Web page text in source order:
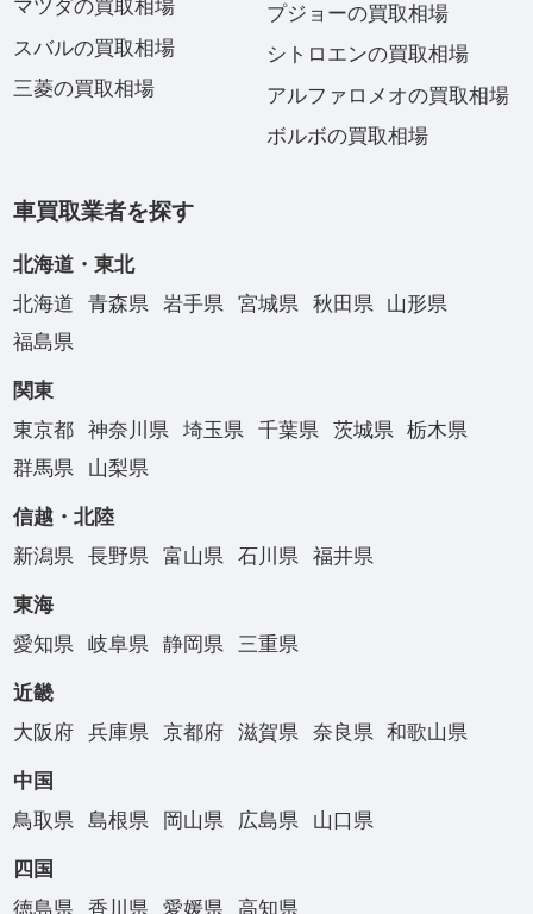
マツダの買取相場
スバルの買取相場
三菱の買取相場
プジョーの買取相場
シトロエンの買取相場
アルファロメオの買取相場
ボルボの買取相場
車買取業者を探す
北海道・東北
北海道
青森県 岩手県 宮城県 秋田県
山形県
福島県
関東
東京都
神奈川県 埼玉県 千葉県 茨城県
栃木県
群馬県
山梨県
信越・北陸
新潟県
長野県 富山県 石川県 福井県
東海
愛知県
岐阜県 静岡県 三重県
近畿
大阪府
兵庫県 京都府 滋賀県 奈良県 和歌山県
中国
鳥取県
島根県 岡山県 広島県 山口県
四国
徳島県
香川県 愛媛県 高知県